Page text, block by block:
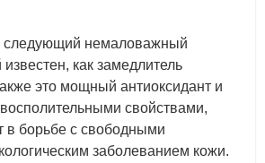
следующий немаловажный
как замедлитель
это мощный антиоксидант и
свойствами,
в борьбе с свободными
заболеванием кожи.